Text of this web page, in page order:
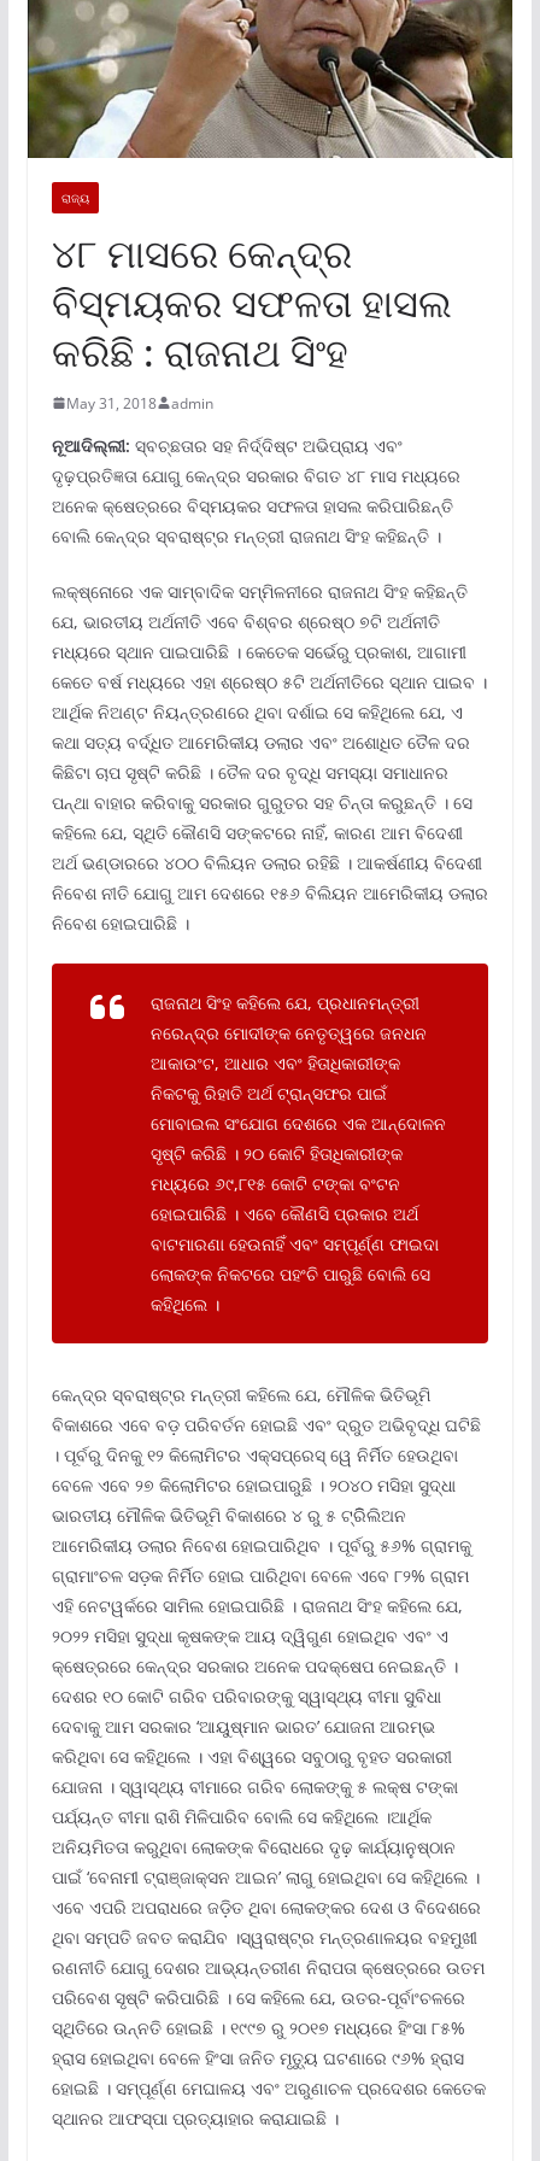
ରାଜ୍ୟ
୪୮ ମାସରେ କେନ୍ଦ୍ର
ବିସ୍ମୟକର ସଫଳତା ହାସଲ
କରିଛି : ରାଜନାଥ ସିଂହ
May 31, 2018 admin
ନୂଆଦିଲ୍ଲୀ: ସ୍ବଚ୍ଛତାର ସହ ନିର୍ଦ୍ଦିଷ୍ଟ ଅଭିପ୍ରାୟ ଏବଂ
ଦୃଢ଼ପ୍ରତିଜ୍ଞତା ଯୋଗୁ କେନ୍ଦ୍ର ସରକାର ବିଗତ ୪୮ ମାସ ମଧ୍ୟରେ
ଅନେକ କ୍ଷେତ୍ରରେ ବିସ୍ମୟକର ସଫଳତା ହାସଲ କରିପାରିଛନ୍ତି
ବୋଲି କେନ୍ଦ୍ର ସ୍ବରାଷ୍ଟ୍ର ମନ୍ତ୍ରୀ ରାଜନାଥ ସିଂହ କହିଛନ୍ତି ।
ଲକ୍ଷ୍ନୋରେ ଏକ ସାମ୍ବାଦିକ ସମ୍ମିଳନୀରେ ରାଜନାଥ ସିଂହ କହିଛନ୍ତି
ଯେ, ଭାରତୀୟ ଅର୍ଥନୀତି ଏବେ ବିଶ୍ବର ଶ୍ରେଷ୍ଠ ୭ଟି ଅର୍ଥନୀତି
ମଧ୍ୟରେ ସ୍ଥାନ ପାଇପାରିଛି । କେତେକ ସର୍ଭେରୁ ପ୍ରକାଶ, ଆଗାମୀ
କେତେ ବର୍ଷ ମଧ୍ୟରେ ଏହା ଶ୍ରେଷ୍ଠ ୫ଟି ଅର୍ଥନୀତିରେ ସ୍ଥାନ ପାଇବ ।
ଆର୍ଥିକ ନିଅଣ୍ଟ ନିୟନ୍ତ୍ରଣରେ ଥିବା ଦର୍ଶାଇ ସେ କହିଥିଲେ ଯେ, ଏ
କଥା ସତ୍ୟ ବର୍ଦ୍ଧିତ ଆମେରିକୀୟ ଡଲାର ଏବଂ ଅଶୋଧିତ ତୈଳ ଦର
କିଛିଟା ଚାପ ସୃଷ୍ଟି କରିଛି । ତୈଳ ଦର ବୃଦ୍ଧି ସମସ୍ୟା ସମାଧାନର
ପନ୍ଥା ବାହାର କରିବାକୁ ସରକାର ଗୁରୁତର ସହ ଚିନ୍ତା କରୁଛନ୍ତି । ସେ
କହିଲେ ଯେ, ସ୍ଥିତି କୌଣସି ସଙ୍କଟରେ ନାହିଁ, କାରଣ ଆମ ବିଦେଶୀ
ଅର୍ଥ ଭଣ୍ଡାରରେ ୪୦୦ ବିଲିୟନ ଡଲାର ରହିଛି । ଆକର୍ଷଣୀୟ ବିଦେଶୀ
ନିବେଶ ନୀତି ଯୋଗୁ ଆମ ଦେଶରେ ୧୫୬ ବିଲିୟନ ଆମେରିକୀୟ ଡଲାର
ନିବେଶ ହୋଇପାରିଛି ।
ରାଜନାଥ ସିଂହ କହିଲେ ଯେ, ପ୍ରଧାନମନ୍ତ୍ରୀ
ନରେନ୍ଦ୍ର ମୋଦୀଙ୍କ ନେତୃତ୍ୱରେ ଜନଧନ
ଆକାଉଂଟ, ଆଧାର ଏବଂ ହିତାଧିକାରୀଙ୍କ
ନିକଟକୁ ରିହାତି ଅର୍ଥ ଟ୍ରାନ୍ସଫର ପାଇଁ
ମୋବାଇଲ ସଂଯୋଗ ଦେଶରେ ଏକ ଆନ୍ଦୋଳନ
ସୃଷ୍ଟି କରିଛି । ୨୦ କୋଟି ହିତାଧିକାରୀଙ୍କ
ମଧ୍ୟରେ ୬୯,୮୧୫ କୋଟି ଟଙ୍କା ବଂଟନ
ହୋଇପାରିଛି । ଏବେ କୌଣସି ପ୍ରକାର ଅର୍ଥ
ବାଟମାରଣା ହେଉନାହିଁ ଏବଂ ସମ୍ପୂର୍ଣ୍ଣ ଫାଇଦା
ଲୋକଙ୍କ ନିକଟରେ ପହଂଚି ପାରୁଛି ବୋଲି ସେ
କହିଥିଲେ ।
କେନ୍ଦ୍ର ସ୍ବରାଷ୍ଟ୍ର ମନ୍ତ୍ରୀ କହିଲେ ଯେ, ମୌଳିକ ଭିତିଭୂମି
ବିକାଶରେ ଏବେ ବଡ଼ ପରିବର୍ତନ ହୋଇଛି ଏବଂ ଦ୍ରୁତ ଅଭିବୃଦ୍ଧି ଘଟିଛି
। ପୂର୍ବରୁ ଦିନକୁ ୧୨ କିଲୋମିଟର ଏକ୍ସପ୍ରେସ୍ ୱେ ନିର୍ମିତ ହେଉଥିବା
ବେଳେ ଏବେ ୨୭ କିଲୋମିଟର ହୋଇପାରୁଛି । ୨୦୪୦ ମସିହା ସୁଦ୍ଧା
ଭାରତୀୟ ମୌଳିକ ଭିତିଭୂମି ବିକାଶରେ ୪ ରୁ ୫ ଟ୍ରିିଲିଅନ
ଆମେରିକୀୟ ଡଲାର ନିବେଶ ହୋଇପାରିଥିବ । ପୂର୍ବରୁ ୫୬% ଗ୍ରାମକୁ
ଗ୍ରାମାଂଚଳ ସଡ଼କ ନିର୍ମିତ ହୋଇ ପାରିଥିବା ବେଳେ ଏବେ ୮୨% ଗ୍ରାମ
ଏହି ନେଟୱର୍କରେ ସାମିଲ ହୋଇପାରିଛି । ରାଜନାଥ ସିଂହ କହିଲେ ଯେ,
୨୦୨୨ ମସିହା ସୁଦ୍ଧା କୃଷକଙ୍କ ଆୟ ଦ୍ୱିଗୁଣ ହୋଇଥିବ ଏବଂ ଏ
କ୍ଷେତ୍ରରେ କେନ୍ଦ୍ର ସରକାର ଅନେକ ପଦକ୍ଷେପ ନେଇଛନ୍ତି ।
ଦେଶର ୧୦ କୋଟି ଗରିବ ପରିବାରଙ୍କୁ ସ୍ୱାସ୍ଥ୍ୟ ବୀମା ସୁବିଧା
ଦେବାକୁ ଆମ ସରକାର ‘ଆୟୁଷ୍ମାନ ଭାରତ’ ଯୋଜନା ଆରମ୍ଭ
କରିଥିବା ସେ କହିଥିଲେ । ଏହା ବିଶ୍ୱରେ ସବୁଠାରୁ ବୃହତ ସରକାରୀ
ଯୋଜନା । ସ୍ୱାସ୍ଥ୍ୟ ବୀମାରେ ଗରିବ ଲୋକଙ୍କୁ ୫ ଲକ୍ଷ ଟଙ୍କା
ପର୍ଯ୍ୟନ୍ତ ବୀମା ରାଶି ମିଳିପାରିବ ବୋଲି ସେ କହିଥିଲେ ।ଆର୍ଥିକ
ଅନିୟମିତତା କରୁଥିବା ଲୋକଙ୍କ ବିରୋଧରେ ଦୃଢ଼ କାର୍ଯ୍ୟାନୁଷ୍ଠାନ
ପାଇଁ ‘ବେନାମୀ ଟ୍ରାଞ୍ଜାକ୍ସନ ଆଇନ’ ଲାଗୁ ହୋଇଥିବା ସେ କହିଥିଲେ ।
ଏବେ ଏପରି ଅପରାଧରେ ଜଡ଼ିତ ଥିବା ଲୋକଙ୍କର ଦେଶ ଓ ବିଦେଶରେ
ଥିବା ସମ୍ପତି ଜବତ କରାଯିବ ।ସ୍ୱରାଷ୍ଟ୍ର ମନ୍ତ୍ରଣାଳୟର ବହମୁଖୀ
ରଣନୀତି ଯୋଗୁ ଦେଶର ଆଭ୍ୟନ୍ତରୀଣ ନିରାପତା କ୍ଷେତ୍ରରେ ଉତମ
ପରିବେଶ ସୃଷ୍ଟି କରିପାରିଛି । ସେ କହିଲେ ଯେ, ଉତର-ପୂର୍ବାଂଚଳରେ
ସ୍ଥିତିରେ ଉନ୍ନତି ହୋଇଛି । ୧୯୯୭ ରୁ ୨୦୧୭ ମଧ୍ୟରେ ହିଂସା ୮୫%
ହ୍ରାସ ହୋଇଥିବା ବେଳେ ହିଂସା ଜନିତ ମୃତ୍ୟୁ ଘଟଣାରେ ୯୬% ହ୍ରାସ
ହୋଇଛି । ସମ୍ପୂର୍ଣ୍ଣ ମେଘାଳୟ ଏବଂ ଅରୁଣାଚଳ ପ୍ରଦେଶର କେତେକ
ସ୍ଥାନର ଆଫସ୍ପା ପ୍ରତ୍ୟାହାର କରାଯାଇଛି ।